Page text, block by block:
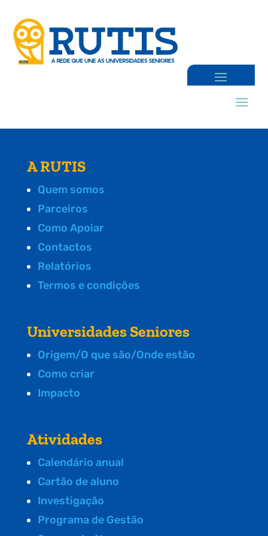
A RUTIS
Quem somos
Parceiros
Como Apoiar
Contactos
Relatórios
Termos e condições
Universidades Seniores
Origem/O que são/Onde estão
Como criar
Impacto
Atividades
Calendário anual
Cartão de aluno
Investigação
Programa de Gestão